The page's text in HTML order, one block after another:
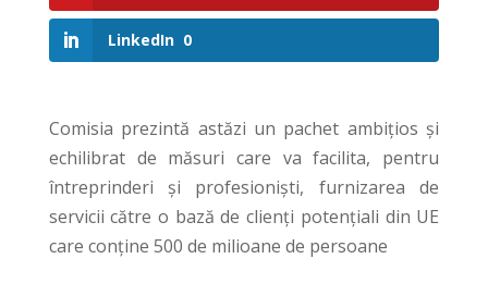
LinkedIn 0
Comisia prezintă astăzi un pachet ambițios și
echilibrat de măsuri care va facilita, pentru
întreprinderi și profesioniști, furnizarea de
servicii către o bază de clienți potențiali din UE
care conține 500 de milioane de persoane